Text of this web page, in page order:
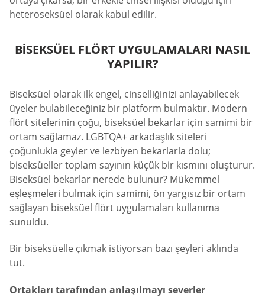
heteroseksüel olarak kabul edilir.
BISEKSÜEL FLÖRT UYGULAMALARI NASIL
YAPILIR?
Biseksüel olarak ilk engel, cinselliğinizi anlayabilecek
üyeler bulabileceğiniz bir platform bulmaktır. Modern
flört sitelerinin çoğu, biseksüel bekarlar için samimi bir
ortam sağlamaz. LGBTQA+ arkadaşlık siteleri
çoğunlukla geyler ve lezbiyen bekarlarla dolu;
biseksüeller toplam sayının küçük bir kısmını oluşturur.
Biseksüel bekarlar nerede bulunur? Mükemmel
eşleşmeleri bulmak için samimi, ön yargısız bir ortam
sağlayan biseksüel flört uygulamaları kullanıma
sunuldu.
Bir biseksüelle çıkmak istiyorsan bazı şeyleri aklında
tut.
Ortakları tarafından anlaşılmayı severler